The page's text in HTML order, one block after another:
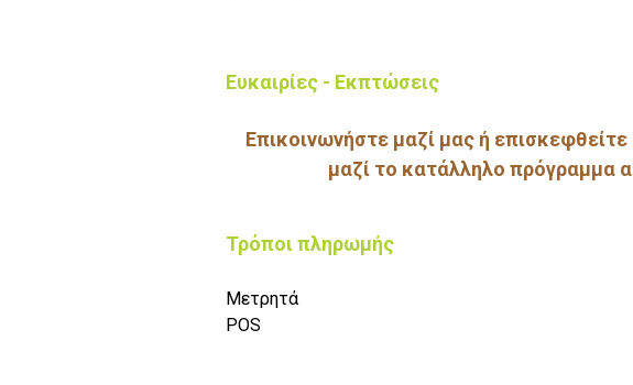
Ευκαιρίες - Εκπτώσεις
Επικοινωνήστε μαζί μας ή
μαζί το κατάλληλο πρόγραμμα
Τρόποι πληρωμής
Μετρητά
POS